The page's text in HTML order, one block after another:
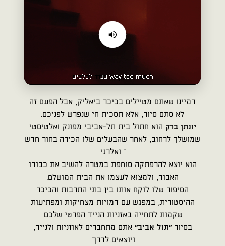
דמיינו שאתם מטיילים בכיכר ביאליק, אבל הפעם זה
לא סתם סיור, אלא תסכית חי שנפרש לפניכם.
יונתן ברק הוא חתול בית תל-אביבי מפונק ואלטיסטי
שמושלך לרחוב, לאחר שהבעלים שלו הכירה בחור חדש
– ואלרגי.
הוא יוצא להרפתקה סוחפת במטרה להשיב את כבודו
האבוד, ולמצוא לעצמו את הבית המושלם.
הסיפור שלו לוקח אותו בין בתי התרבות והכיכר
ההיסטורית, במפגש עם דמויות מצחיקות ומפתיעות
שקמות לתחייה באזניות הנייד הפרטי שלכם.
בסיור"תול אביב" אתם מתחברים לאוזניות ולנייד,
ויוצאים לדרך.